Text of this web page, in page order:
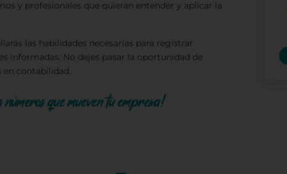
y profesionales que quieran entender y aplicar la
las habilidades necesarias para registrar
informadas. No dejes pasar la oportunidad de
contabilidad.
que mueven tu empresa!